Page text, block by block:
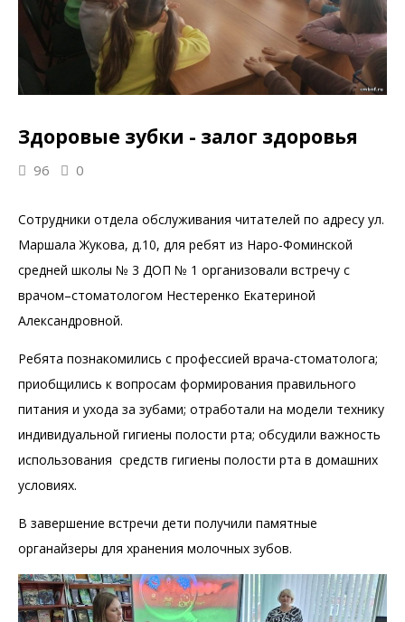
Здоровые зубки - залог здоровья
96 0
Сотрудники отдела обслуживания читателей по адресу ул.
Маршала Жукова, д.10, для ребят из Наро-Фоминской
средней школы № 3 ДОП № 1 организовали встречу с
врачом–стоматологом Нестеренко Екатериной
Александровной.
Ребята познакомились с профессией врача-стоматолога;
приобщились к вопросам формирования правильного
питания и ухода за зубами; отработали на модели технику
индивидуальной гигиены полости рта; обсудили важность
использования средств гигиены полости рта в домашних
условиях.
В завершение встречи дети получили памятные
органайзеры для хранения молочных зубов.